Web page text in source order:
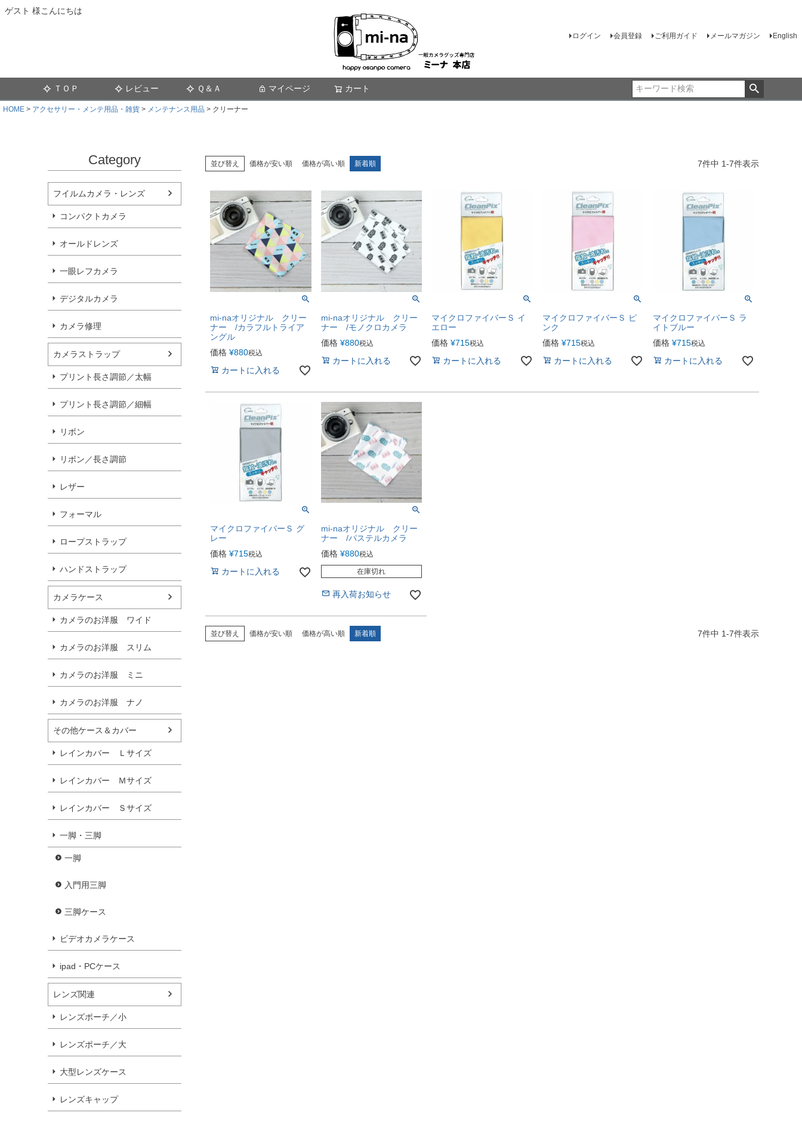
ゲスト 様こんにちは
ログイン 会員登録 ご利用ガイド メールマガジン English
ＴＯＰ レビュー Ｑ＆Ａ マイページ カート
HOME アクセサリー・メンテ用品・雑貨 メンテナンス用品 クリーナー
Category
フイルムカメラ・レンズ
コンパクトカメラ
オールドレンズ
一眼レフカメラ
デジタルカメラ
カメラ修理
カメラストラップ
プリント長さ調節／太幅
プリント長さ調節／細幅
リボン
リボン／長さ調節
レザー
フォーマル
ロープストラップ
ハンドストラップ
カメラケース
カメラのお洋服 ワイド
カメラのお洋服 スリム
カメラのお洋服 ミニ
カメラのお洋服 ナノ
その他ケース＆カバー
レインカバー Ｌサイズ
レインカバー Ｍサイズ
レインカバー Ｓサイズ
一脚・三脚
一脚
入門用三脚
三脚ケース
ビデオカメラケース
ipad・PCケース
レンズ関連
レンズポーチ／小
レンズポーチ／大
大型レンズケース
レンズキャップ
並び替え 価格が安い順 価格が高い順 新着順 7件中 1-7件表示
mi-naオリジナル クリー
ナー /カラフルトライア
ングル
価格 ¥880税込
カートに入れる
mi-naオリジナル クリー
ナー /モノクロカメラ
価格 ¥880税込
カートに入れる
マイクロファイバーＳ イ
エロー
価格 ¥715税込
カートに入れる
マイクロファイバーＳ ピ
ンク
価格 ¥715税込
カートに入れる
マイクロファイバーＳ ラ
イトブルー
価格 ¥715税込
カートに入れる
マイクロファイバーＳ グ
レー
価格 ¥715税込
カートに入れる
mi-naオリジナル クリー
ナー /パステルカメラ
価格 ¥880税込
在庫切れ
再入荷お知らせ
並び替え 価格が安い順 価格が高い順 新着順 7件中 1-7件表示